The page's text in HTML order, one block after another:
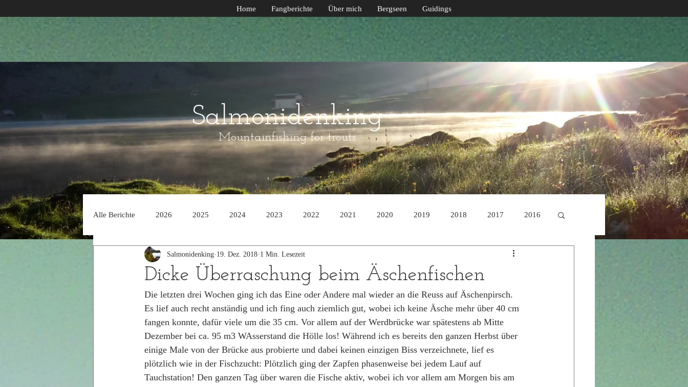
Home Fangberichte Über mich Bergseen Guidings
Salmonidenking
Mountainfishing for trouts
Alle Berichte 2026 2025 2024 2023 2022 2021 2020 2019 2018 2017 2016
2014
Dicke Überraschung beim Äschenfischen
Salmonidenking 19. Dez. 2018 1 Min. Lesezeit
Die letzten drei Wochen ging ich das Eine oder Andere mal wieder an die Reuss auf Äschenpirsch.
Es lief auch recht anständig und ich fing auch ziemlich gut, wobei ich keine Äsche mehr über 40 cm
fangen konnte, dafür viele um die 35 cm. Vor allem auf der Werdbrücke war spätestens ab Mitte
Dezember bei ca. 95 m3 WAsserstand die Hölle los! Während ich es bereits den ganzen Herbst über
einige Male von der Brücke aus probierte und dabei keinen einzigen Biss verzeichnete, lief es
plötzlich wie in der Fischzucht: Plötzlich ging der Zapfen phasenweise bei jedem Lauf auf
Tauchstation! Den ganzen Tag über waren die Fische aktiv, wobei ich vor allem am Morgen bis am